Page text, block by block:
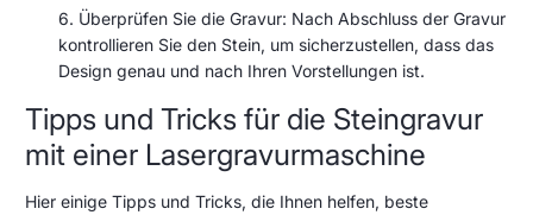
Überprüfen Sie die Gravur: Nach Abschluss der Gravur
kontrollieren Sie den Stein, um sicherzustellen, dass das
Design genau und nach Ihren Vorstellungen ist.
Tipps und Tricks für die Steingravur
mit einer Lasergravurmaschine
Hier einige Tipps und Tricks, die Ihnen helfen, beste